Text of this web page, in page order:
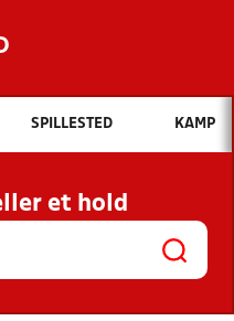
Hvad vil du søge efter?
OG NYHEDER
KLUBBER OG
SPILLESTED KAMP
et hold